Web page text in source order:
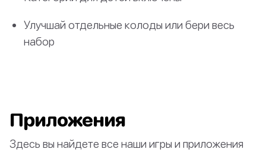
Улучшай отдельные колоды или бери весь
набор
Приложения
Здесь вы найдете все наши игры и приложения